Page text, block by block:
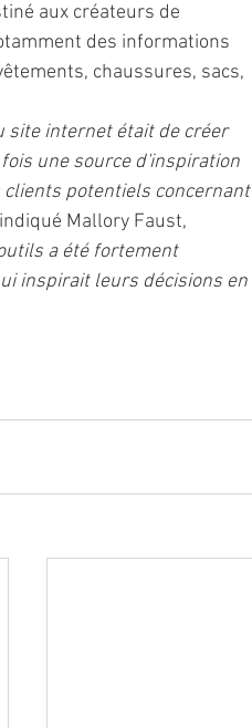
aux créateurs de
des informations
chaussures, sacs,
site internet était de créer
une source d'inspiration
potentiels concernant
Mallory Faust,
a été fortement
inspirait leurs décisions en